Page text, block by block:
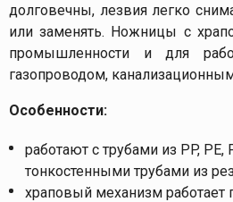
долговечны, лезвия легко
или заменять. Ножницы с
промышленности и для
газопроводом,
Особенности:
работают с трубами из PP, PE,
тонкостенными трубами из
храповый механизм работает